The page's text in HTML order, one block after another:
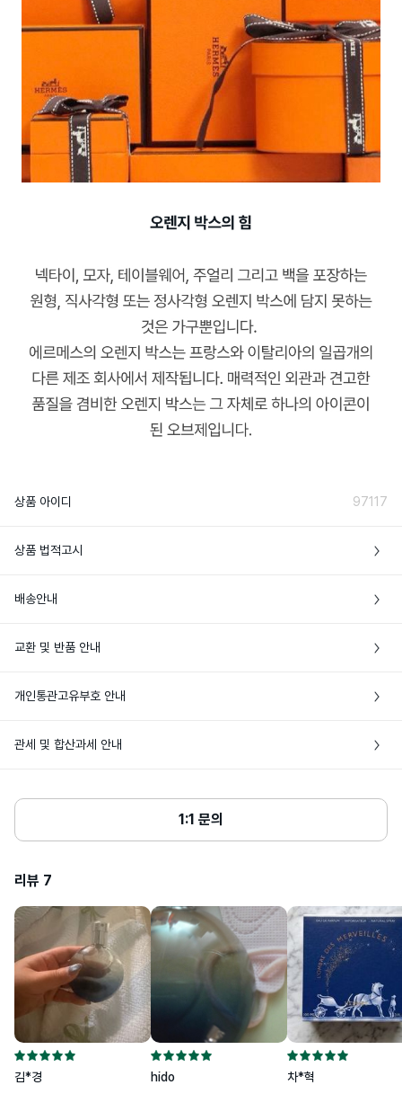
상품 아이디 97117
상품 법적고시
제조국
프랑스  *제조국 정보는 최초 생산지 기준
이며, 추가 생산이 이루어질 경우 제조국이
에칠헥실메톡시신나메이트, 부틸페닐메틸
상품주요사양
용량또는중량 30ml / 50ml / 100ml
품질보증기준
공정거래위원회고시 "소비자분쟁해결기
준"에 따름
1.화장품을 사용하여 다음과 같은 이상이
있을 경우에는 사용을 중지할 것이며, 계속
사용하면 증상을 악화시키므로 피부과 전
문의 등에게 상담할 것. 1)사용 중 붉은 반
점, 부어오름, 가려움증, 자극 등의 이상이
배송안내
• 주문완료 후에도 현지 재고 상황에 따라 품절로 인한 주문취소가 발생할 수 있어
• 특정 상품 외에는 브랜드 쇼핑백이나 포장이 제공되지 않아요
교환 및 반품 안내
• 해외상품 특성상 단순변심에 의한 반품은 해외 배송비 3만원+관부가세가 발생하
• 단순변심으로 인한 반품은 미개봉상태에서만 가능해요. 비닐 포장 훼손, 박스 또
• 판매자 귀책 사유로 인한 반품은 고객센터에 문의해주세요
• 네이버페이로 주문한 경우 반품은 고객센터에 문의해주세요
개인통관고유부호 안내
(외국인의 경우 외국인등록번호) 대신 사용 가능한 번호로, 관세청 사이트에서 발급
용사유서 미제출 등)로 지연되거나, 이로 인한 물품 멸실이 발생하는 경우 고객님께
서 책임을 부담하며, 관련 비용(제품 가격 및 배송비용 등)을 부담할 수 있어요
• 통관 안내를 위해 바이슈코는 고객님께 연락을 드릴 수 있으며, 15일 이내 통관이
• 다음 상품 구매 시 사용할 수 있도록 개인통관고유부호 페이지에서 업데이트된 정
• 24년도 8월 29일(목)부터 개인통관고유부호 검증이 강화돼요
• 개인 통관고유부호 발급정보(성명,전화번호,주소)가 변경된 경우, 관세청 개인통
관고유 부호 발급 사이트(관세청 모바일)에서 변경된 정보를 필히 수정하세요
• 발급정보와 수하인 개인통관고유부호+성명+전화번호+주소가 모두 일치하지 않
을 경우 통관이 제한될 수 있어요
관세 및 합산과세 안내
• 여러개의 뷰티 상품을 한번에 구매할 때, 관부가세가 발생하는 경우 배송비와 비
교해 상품을 나누어 발송할 수 있어요
• 동일한 날짜에 여러번 주문하는 경우 자동으로 나누어 발송해요
1:1 문의
리뷰 7
김*경 hido 차*혁